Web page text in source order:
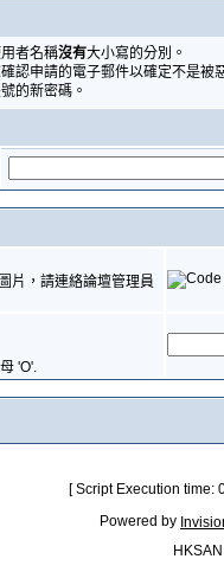
者名稱沒有大小寫的分別。
認申請的電子郵件以確定不是
的新密碼。
片，請連絡論壇管理員
'O'.
[ Script Execution
Powered by